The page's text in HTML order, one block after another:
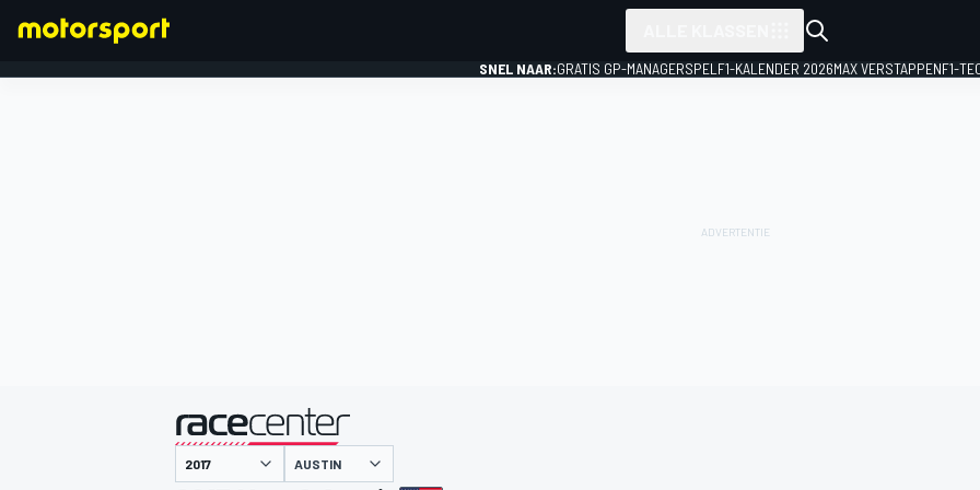
SNEL NAAR:GRATIS GP-MANAGERSPEL F1-KALENDER 2026MAX VERSTAPPENF1-
gepresenteerd door
AUSTIN